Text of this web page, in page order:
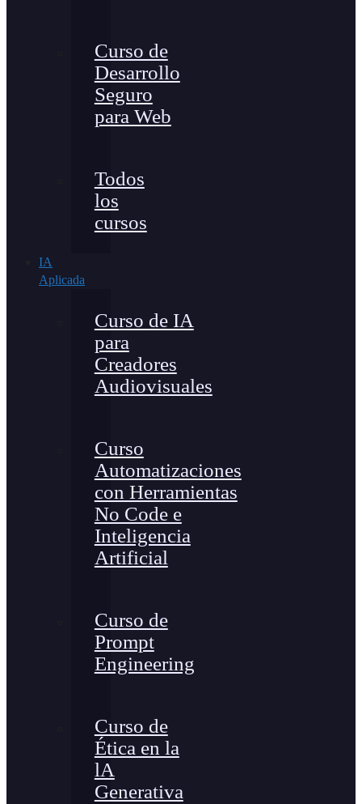
Curso de
Desarrollo
Seguro
para Web
Todos
los
cursos
IA
Aplicada
Curso de IA
para
Creadores
Audiovisuales
Curso
Automatizaciones
con Herramientas
No Code e
Inteligencia
Artificial
Curso de
Prompt
Engineering
Curso de
Ética en la
lA
Generativa